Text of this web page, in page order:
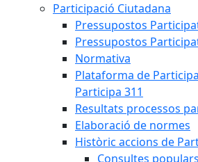
Participació Ciutadana
Pressupostos
Pressupostos
Normativa
Plataforma de
Participa 311
Resultats processos
Elaboració de normes
Històric accions de
Consultes